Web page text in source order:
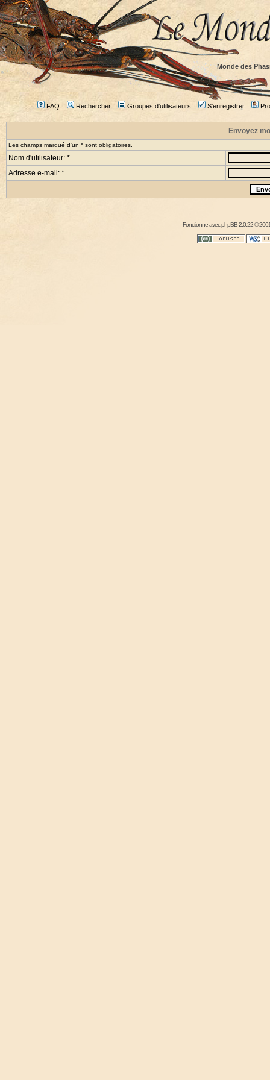
Monde des
FAQ Rechercher Groupes d'utilisateurs S'enregistrer
Envoyez
Les champs marqué d'un * sont obligatoires.
Nom d'utilisateur: *
Adresse e-mail: *
Fonctionne avecphpBB2.0.22 ©